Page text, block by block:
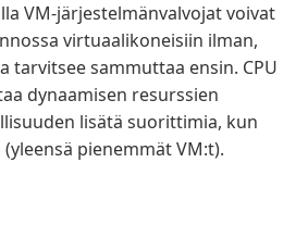
VM-järjestelmänvalvojat voivat
virtuaalikoneisiin ilman,
tarvitsee sammuttaa ensin. CPU
dynaamisen resurssien
lisätä suorittimia, kun
pienemmät VM:t).